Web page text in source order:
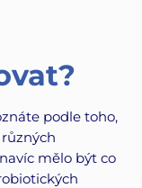
podle toho,
mělo být co